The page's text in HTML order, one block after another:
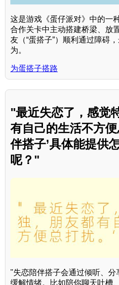
这是游戏《蛋仔派对》中的一
合作关卡中主动搭建桥梁、放
友（“蛋搭子”）顺利通过障碍
为。
为蛋搭子搭路
"最近失恋了，感觉
有自己的生活不方
伴搭子’具体能提供
呢？"
"失恋陪伴搭子会通过倾听、
缓解情绪。比如陪你聊天吐槽